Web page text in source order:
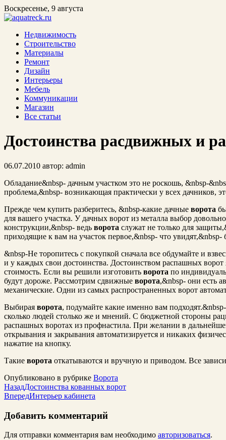
Воскресенье, 9 августа
Недвижимость
Строительство
Материалы
Ремонт
Дизайн
Интерьеры
Мебель
Коммуникации
Магазин
Все статьи
Достоинства расдвижных и
06.07.2010 автор: admin
Обладание&nbsp- дачным участком это не роскошь, &nbsp-
проблема,&nbsp- возникающая практически у всех дачников,
Прежде чем купить разберитесь, &nbsp-какие дачные ворота
для вашего участка. У дачных ворот из металла выбор
конструкции,&nbsp- ведь ворота служат не только для
приходящие к вам на участок первое,&nbsp- что увидят,&nbsp-
&nbsp-Не торопитесь с покупкой сначала все обдумайте и
и у каждых свои достоинства. Достоинством распашных ворот
стоимость. Если вы решили изготовить ворота по
будут дороже. Рассмотрим сдвижные ворота,&nbsp- они есть
механические. Одни из самых распространенных ворот
Выбирая ворота, подумайте какие именно вам
сколько людей столько же и мнений. С бюджетной стороны
распашных воротах из профнастила. При желании в
открывания и закрывания автоматизируется и никаких
нажатие на кнопку.
Такие ворота откатываются и вручную и приводом. Все
Опубликовано в рубрике Ворота
НазадДостоинства кованных ворот
ВпередИнтерьер кабинета
Добавить комментарий
Для отправки комментария вам необходимо авторизоваться.